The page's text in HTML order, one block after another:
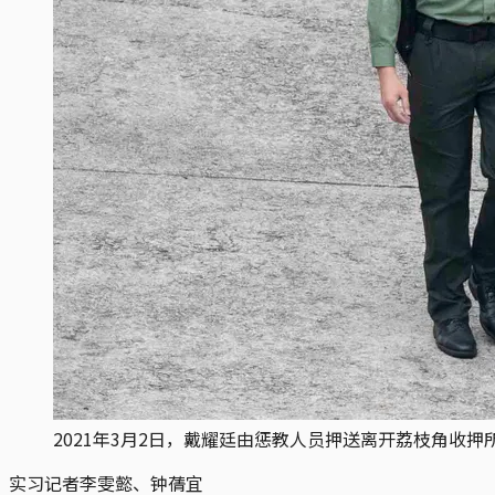
2021年3月2日，戴耀廷由惩教人员押送离开荔枝角收押
实习记者李雯懿、钟蒨宜